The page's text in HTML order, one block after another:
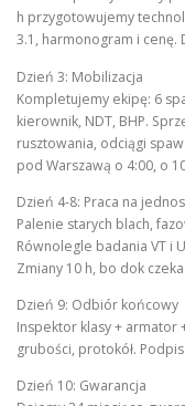
h przygotowujemy
3.1, harmonogram i cenę.
Dzień 3: Mobilizacja
Kompletujemy ekipę: 6
kierownik, NDT, BHP.
rusztowania, odciągi
pod Warszawą o 4:00, o
Dzień 4-8: Praca na
Palenie starych blach,
Równolegle badania VT i
Zmiany 10 h, bo dok czeka.
Dzień 9: Odbiór końcowy
Inspektor klasy + armator
grubości, protokół.
Dzień 10: Gwarancja